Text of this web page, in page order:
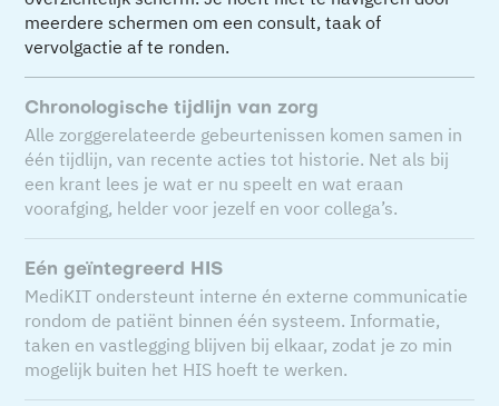
meerdere schermen om een consult, taak of
vervolgactie af te ronden.
Chronologische tijdlijn van zorg
Alle zorggerelateerde gebeurtenissen komen samen in
één tijdlijn, van recente acties tot historie. Net als bij
een krant lees je wat er nu speelt en wat eraan
voorafging, helder voor jezelf en voor collega’s.
Eén geïntegreerd HIS
MediKIT ondersteunt interne én externe communicatie
rondom de patiënt binnen één systeem. Informatie,
taken en vastlegging blijven bij elkaar, zodat je zo min
mogelijk buiten het HIS hoeft te werken.